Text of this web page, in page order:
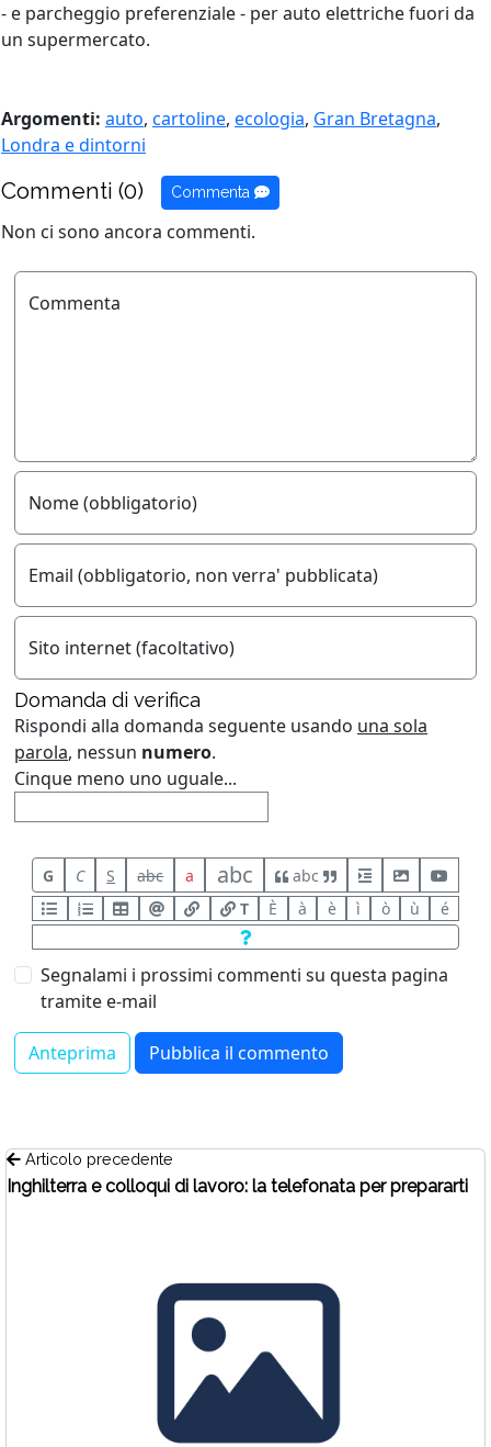
- e parcheggio preferenziale - per auto elettriche fuori da
un supermercato.
Argomenti: auto, cartoline, ecologia, Gran Bretagna,
Londra e dintorni
Commenti (0) Commenta
Non ci sono ancora commenti.
Commenta
Nome (obbligatorio)
Email (obbligatorio, non verra' pubblicata)
Sito internet (facoltativo)
Domanda di verifica
Rispondi alla domanda seguente usando una sola
parola, nessun numero.
Cinque meno uno uguale...
G C S abc a abc
abc
T
È à è ì ò ù é
Segnalami i prossimi commenti su questa pagina
tramite e-mail
Articolo precedente
Inghilterra e colloqui di lavoro: la telefonata per prepararti